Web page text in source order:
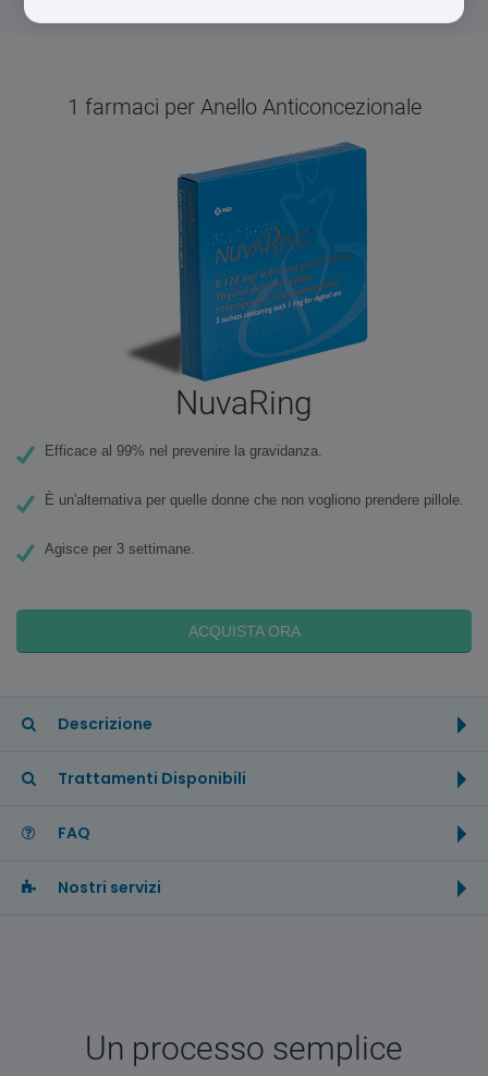
1 farmaci per Anello Anticoncezionale
NuvaRing
Efficace al 99% nel prevenire la gravidanza.
È un'alternativa per quelle donne che non vogliono prendere pillole.
Agisce per 3 settimane.
ACQUISTA ORA
Descrizione
Trattamenti Disponibili
FAQ
Nostri servizi
Un processo semplice